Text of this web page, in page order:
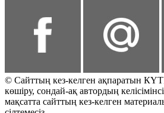
© Сайттың кез-келген ақпаратын
көшіру, сондай-ақ автордың
мақсатта сайттың кез-келген